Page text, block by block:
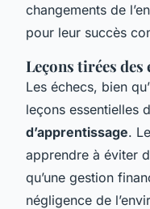
changements de
pour leur succès
Leçons tirées des
Les échecs, bien
leçons essentielles
d’apprentissage.
apprendre à éviter
qu’une gestion
négligence de